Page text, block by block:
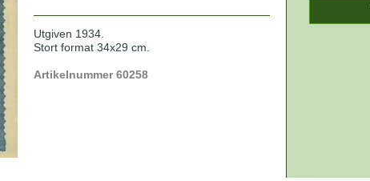
Utgiven 1934.
Stort format 34x29 cm.
Artikelnummer 60258